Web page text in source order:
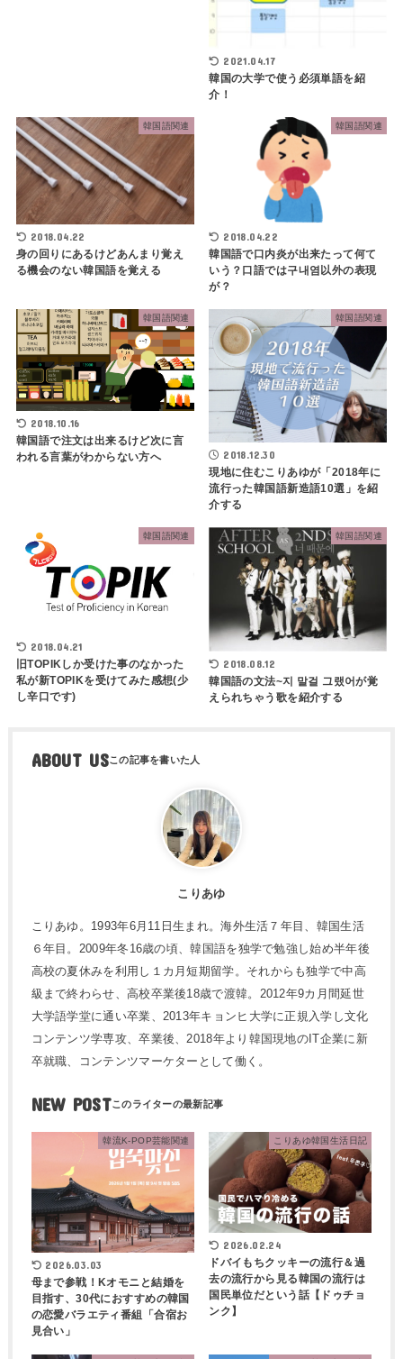
2021.04.17
韓国の大学で使う必須単語を紹
介！
韓国語関連
2018.04.22
身の回りにあるけどあんまり覚え
る機会のない韓国語を覚える
韓国語関連
2018.04.22
韓国語で口内炎が出来たって何て
いう？口語では구내염以外の表現
が？
韓国語関連
2018.10.16
韓国語で注文は出来るけど次に言
われる言葉がわからない方へ
韓国語関連
2018.12.30
現地に住むこりあゆが「2018年に
流行った韓国語新造語10選」を紹
介する
韓国語関連
2018.04.21
旧TOPIKしか受けた事のなかった
私が新TOPIKを受けてみた感想(少
し辛口です)
韓国語関連
2018.08.12
韓国語の文法~지 말걸 그랬어が覚
えられちゃう歌を紹介する
ABOUT US
こりあゆ
こりあゆ。1993年6月11日生まれ。海外生活７年目、韓国生活
６年目。2009年冬16歳の頃、韓国語を独学で勉強し始め半年後
高校の夏休みを利用し１カ月短期留学。それからも独学で中高
級まで終わらせ、高校卒業後18歳で渡韓。2012年9カ月間延世
大学語学堂に通い卒業、2013年キョンヒ大学に正規入学し文化
コンテンツ学専攻、卒業後、2018年より韓国現地のIT企業に新
卒就職、コンテンツマーケターとして働く。
NEW POST
韓流K-POP芸能関連
2026.03.03
母まで参戦！Kオモニと結婚を
目指す、30代におすすめの韓国
の恋愛バラエティ番組「合宿お
見合い」
こりあゆ韓国生活日記
2026.02.24
ドバイもちクッキーの流行＆過
去の流行から見る韓国の流行は
国民単位だという話【ドゥチョ
ンク】